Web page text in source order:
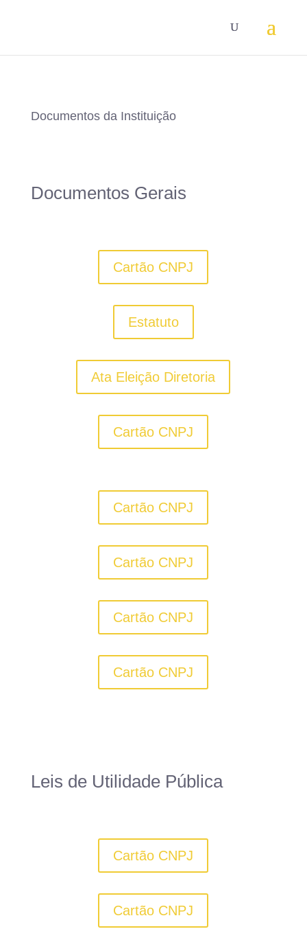
Documentos da Instituição
Documentos Gerais
Cartão CNPJ
Estatuto
Ata Eleição Diretoria
Cartão CNPJ
Cartão CNPJ
Cartão CNPJ
Cartão CNPJ
Cartão CNPJ
Leis de Utilidade Pública
Cartão CNPJ
Cartão CNPJ